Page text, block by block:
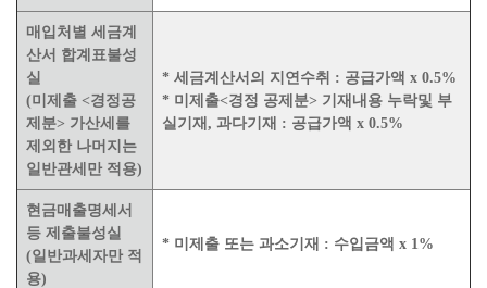
매입처별 세금계
산서 합계표불성
실
(미제출 <경정공
제분> 가산세를
제외한 나머지는
일반관세만 적용)
* 세금계산서의 지연수취 : 공급가액 x 0.5%
* 미제출<경정 공제분> 기재내용 누락및 부
실기재, 과다기재 : 공급가액 x 0.5%
현금매출명세서
등 제출불성실
(일반과세자만 적
용)
* 미제출 또는 과소기재 : 수입금액 x 1%